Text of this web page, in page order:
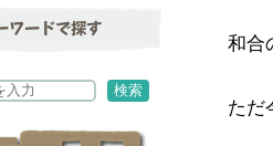
和合
ただ
ワードで探す
検索